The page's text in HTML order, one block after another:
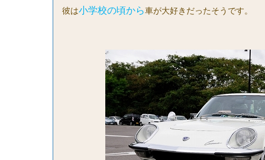
彼は小学校の頃から車が大好きだったそうです。